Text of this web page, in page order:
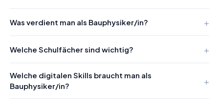
Was verdient man als Bauphysiker/in?
Welche Schulfächer sind wichtig?
Welche digitalen Skills braucht man als
Bauphysiker/in?